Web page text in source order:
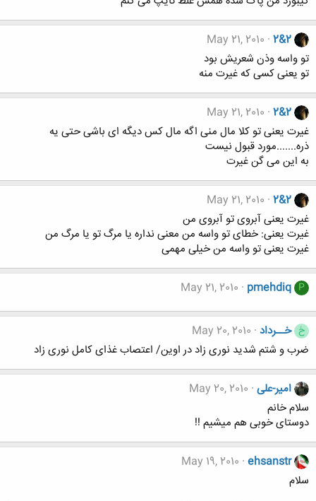
2&2
May 21, 2010
تو واسه وذن شعریش بود
تو یعنی کسی که غیرت منه
2&2
May 21, 2010
غیرت یعنی تو کلا مال منی اگه مال کس دیگه ای باشی حتی یه
ذره.......مورد قبول نیست
به این می گن غیرت
2&2
May 21, 2010
غیرت یعنی آبروی تو آبروی من
غیرت یعنی: خطای تو واسه من معنی نداره یا مرگ تو یا مرگ من
غیرت یعنی تو واسه من خیلی مهمی
P
pmehdiq
May 21, 2010
خ خــرداد May 20, 2010
ضرب و شتم شدید نوری زاد در اوین/ اعتصاب غذای کامل نوری زاد
امیر-علی May 20, 2010
سلام خانم
دوستای خوبی هم میشیم !!
ehsanstr
May 19, 2010
سلام